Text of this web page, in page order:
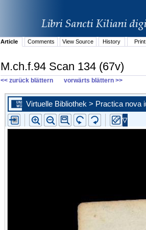
Article
Comments View Source History Print
M.ch.f.94 Scan 134 (67v)
<< zurück blättern vorwärts blättern >>